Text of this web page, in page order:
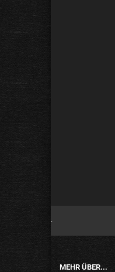
.
MEHR ÜBER...